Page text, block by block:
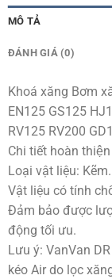
MÔ TẢ
ĐÁNH GIÁ (0)
Khoá xăng Bơm
EN125 GS125
RV125 RV200
Chi tiết hoàn
Loại vật liệu: Kẽm.
Vật liệu có tính
Đảm bảo được
động tối ưu.
Lưu ý: VanVan
kéo Air do lọc